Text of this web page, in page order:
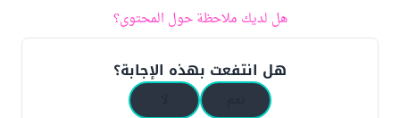
هل لديك ملاحظة حول المحتوى؟
هل انتفعت بهذه الإجابة؟